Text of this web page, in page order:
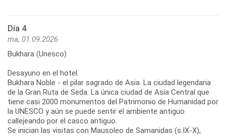
Día 4
ma, 01.09.2026
Bukhara (Unesco)
Desayuno en el hotel.
Bukhara Noble - el pilar sagrado de Asia. La ciudad legendaria
de la Gran Ruta de Seda. La única ciudad de Asía Central que
tiene casi 2000 monumentos del Patrimonio de Humanidad por
la UNESCO y aún se puede sentir el ambiente antiguo
callejeando por el casco antiguo.
Se inician las visitas con Mausoleo de Samanidas (s.IX-X),